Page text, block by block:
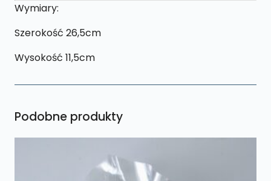
Wymiary:
Szerokość 26,5cm
Wysokość 11,5cm
Podobne produkty